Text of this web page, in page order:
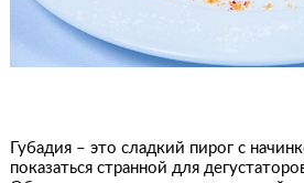
Губадия – это сладкий пирог с
показаться странной для